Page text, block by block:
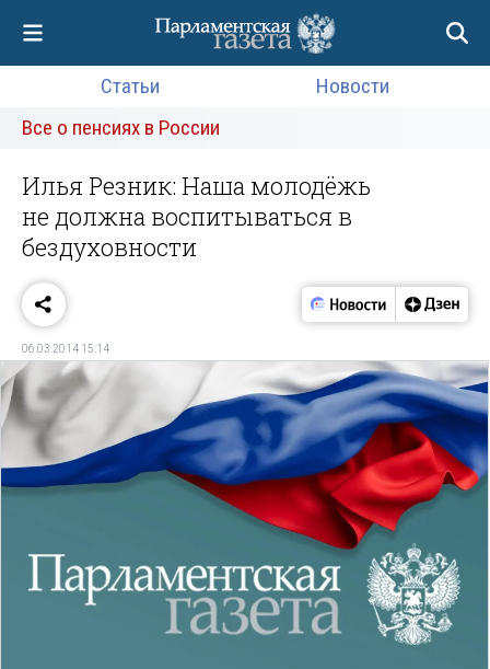
Статьи
Новости
Все о пенсиях в России
Илья Резник: Наша молодёжь
не должна воспитываться в
бездуховности
06.03.2014 15:14